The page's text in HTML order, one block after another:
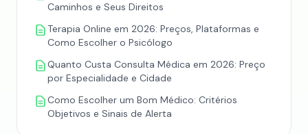
Caminhos e Seus Direitos
Terapia Online em 2026: Preços, Plataformas e
Como Escolher o Psicólogo
Quanto Custa Consulta Médica em 2026: Preço
por Especialidade e Cidade
Como Escolher um Bom Médico: Critérios
Objetivos e Sinais de Alerta